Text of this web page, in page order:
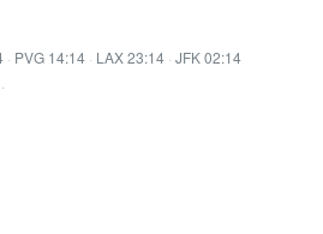
· PVG 14:14 · LAX 23:14 · JFK 02:14